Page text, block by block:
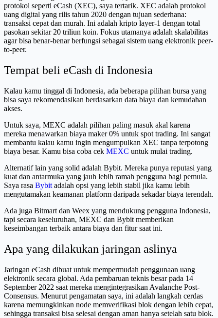
protokol seperti eCash (XEC), saya tertarik. XEC adalah protokol
uang digital yang rilis tahun 2020 dengan tujuan sederhana:
transaksi cepat dan murah. Ini adalah kripto layer-1 dengan total
pasokan sekitar 20 triliun koin. Fokus utamanya adalah skalabilitas
agar bisa benar-benar berfungsi sebagai sistem uang elektronik peer-
to-peer.
Tempat beli eCash di Indonesia
Kalau kamu tinggal di Indonesia, ada beberapa pilihan bursa yang
bisa saya rekomendasikan berdasarkan data biaya dan kemudahan
akses.
Untuk saya, MEXC adalah pilihan paling masuk akal karena
mereka menawarkan biaya maker 0% untuk spot trading. Ini sangat
membantu kalau kamu ingin mengumpulkan XEC tanpa terpotong
biaya besar. Kamu bisa coba cek MEXC untuk mulai trading.
Alternatif lain yang solid adalah Bybit. Mereka punya reputasi yang
kuat dan antarmuka yang jauh lebih ramah pengguna bagi pemula.
Saya rasa Bybit adalah opsi yang lebih stabil jika kamu lebih
mengutamakan keamanan platform daripada sekadar biaya terendah.
Ada juga Bitmart dan Weex yang mendukung pengguna Indonesia,
tapi secara keseluruhan, MEXC dan Bybit memberikan
keseimbangan terbaik antara biaya dan fitur saat ini.
Apa yang dilakukan jaringan aslinya
Jaringan eCash dibuat untuk mempermudah penggunaan uang
elektronik secara global. Ada pembaruan teknis besar pada 14
September 2022 saat mereka mengintegrasikan Avalanche Post-
Consensus. Menurut pengamatan saya, ini adalah langkah cerdas
karena memungkinkan node memverifikasi blok dengan lebih cepat,
sehingga transaksi bisa selesai dengan aman hanya setelah satu blok.